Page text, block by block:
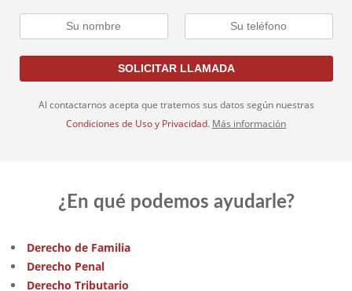
Al contactarnos acepta que tratemos sus datos según nuestras
Condiciones de Uso y Privacidad. Más información
¿En qué podemos ayudarle?
Derecho de Familia
Derecho Penal
Derecho Tributario